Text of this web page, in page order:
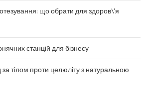
що обрати для здоров\’я
станцій для бізнесу
тілом проти целюліту з натуральною